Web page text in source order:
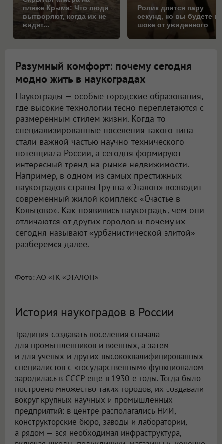
пляже Крыма: Что люди
вытворяют, когда их не
видят...
Ролик длится пару
секунд, но вы будете в
шоке от увиденного
Разумный комфорт: почему сегодня
модно жить в наукоградах
Наукограды — особые городские образования,
где высокие технологии тесно переплетаются с
размеренным стилем жизни. Когда-то
специализированные поселения такого типа
стали важной частью научно-технического
потенциала России, а сегодня формируют
интересный тренд на рынке недвижимости.
Например, в одном из самых престижных
наукоградов страны Группа «Эталон» возводит
современный жилой комплекс «Счастье в
Кольцово». Как появились наукограды, чем они
отличаются от других городов и почему их
сегодня называют «урбанистической элитой» —
разберемся далее.
Фото: АО «ГК «ЭТАЛОН»
История наукоградов в России
Традиция создавать поселения сначала